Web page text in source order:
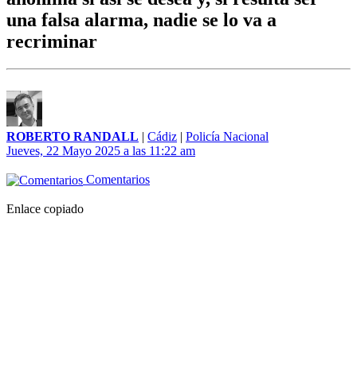
una falsa alarma, nadie se lo va a
recriminar
ROBERTO RANDALL | Cádiz | Policía Nacional
Jueves, 22 Mayo 2025 a las 11:22 am
Comentarios
Enlace copiado